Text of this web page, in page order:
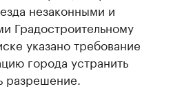
незаконными и
Градостроительному
указано требование
города устранить
разрешение.